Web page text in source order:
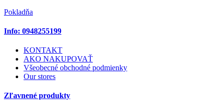
Pokladňa
Info: 0948255199
KONTAKT
AKO NAKUPOVAŤ
Všeobecné obchodné podmienky
Our stores
Zľavnené produkty